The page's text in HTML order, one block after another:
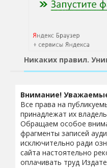
Никаких правил.
Внимание!
Все права на
принадлежат их
Обращаем особое
фрагменты записей
исключительно ради
сайта настоятельно
оплачивать труд